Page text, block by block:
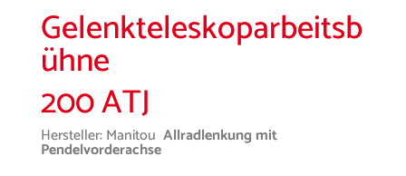
Gelenkteleskoparbeitsb
ühne
200 ATJ
Hersteller: Manitou Allradlenkung mit
Pendelvorderachse